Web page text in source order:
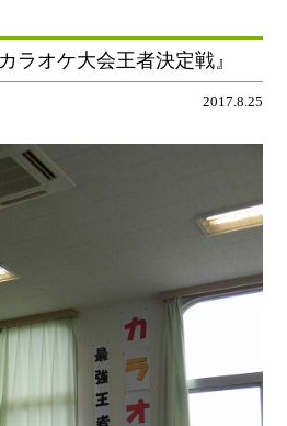
ラオケ大会王者決定戦』
2017.8.25